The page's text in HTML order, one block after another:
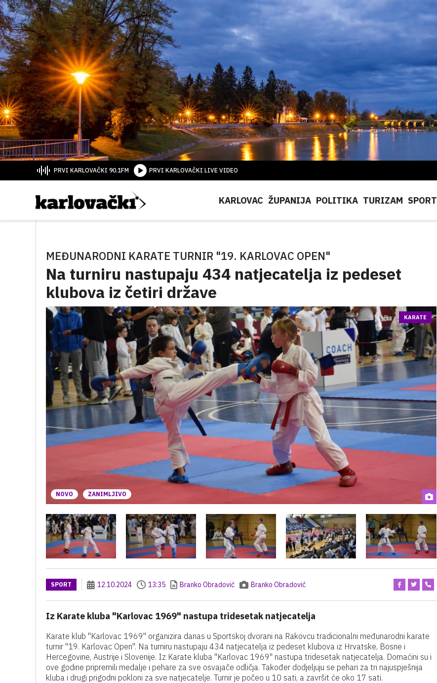
PRVI KARLOVAČKI 90.1FM PRVI KARLOVAČKI LIVE VIDEO
KARLOVAC ŽUPANIJA POLITIKA TURIZAM SPORT
MEĐUNARODNI KARATE TURNIR "19. KARLOVAC OPEN"
Na turniru nastupaju 434 natjecatelja iz pedeset
klubova iz četiri države
NOVO ZANIMLJIVO
KARATE
SPORT 12.10.2024 13:35 Branko Obradović Branko Obradović
Iz Karate kluba "Karlovac 1969" nastupa tridesetak natjecatelja
Karate klub "Karlovac 1969" organizira danas u Sportskoj dvorani na Rakovcu tradicionalni međunarodni karate
turnir "19. Karlovac Open". Na turniru nastupaju 434 natjecatelja iz pedeset klubova iz Hrvatske, Bosne i
Hercegovine, Austrije i Slovenije. Iz Karate kluba "Karlovac 1969" nastupa tridesetak natjecatelja. Domaćini su i
ove godine pripremili medalje i pehare za sve osvajače odličja. Također dodjeljuju se pehari za tri najuspješnija
kluba i drugi prigodni pokloni za sve natjecatelje. Turnir je počeo u 10 sati, a završit će oko 17 sati.